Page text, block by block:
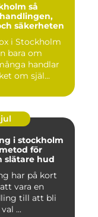
så
säkerheten
i Stockholm
bara om
handlar
om själ...
jul
i stockholm
för
slätare hud
har på kort
vara en
till att bli
...